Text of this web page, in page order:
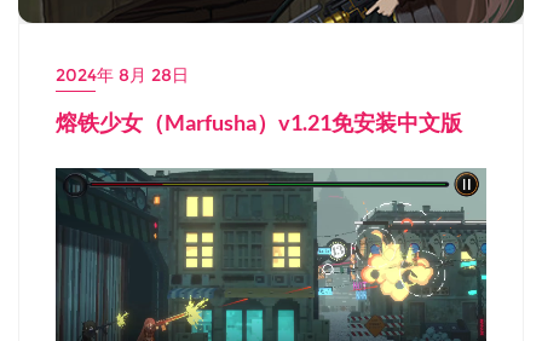
2024年 8月 28日
熔铁少女（Marfusha）v1.21免安装中文版